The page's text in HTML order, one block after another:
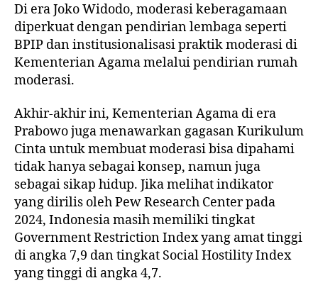
Di era Joko Widodo, moderasi keberagamaan
diperkuat dengan pendirian lembaga seperti
BPIP dan institusionalisasi praktik moderasi di
Kementerian Agama melalui pendirian rumah
moderasi.
Akhir-akhir ini, Kementerian Agama di era
Prabowo juga menawarkan gagasan Kurikulum
Cinta untuk membuat moderasi bisa dipahami
tidak hanya sebagai konsep, namun juga
sebagai sikap hidup. Jika melihat indikator
yang dirilis oleh Pew Research Center pada
2024, Indonesia masih memiliki tingkat
Government Restriction Index yang amat tinggi
di angka 7,9 dan tingkat Social Hostility Index
yang tinggi di angka 4,7.